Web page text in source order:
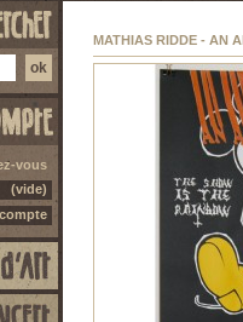
vous
(vide)
MATHIAS RIDDE - AN